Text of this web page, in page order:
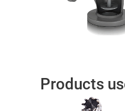
Products